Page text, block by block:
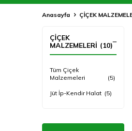
Anasayfa ÇİÇEK
ÇİÇEK
MALZEMELERİ (10)
Tüm Çiçek
Malzemeleri
(5)
Jüt İp-Kendir Halat (5)